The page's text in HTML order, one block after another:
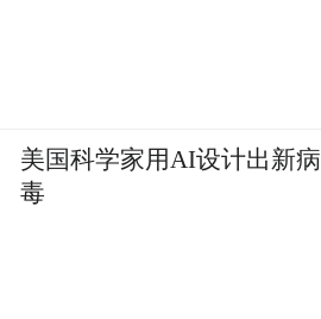
美国科学家用AI设计出新病
毒